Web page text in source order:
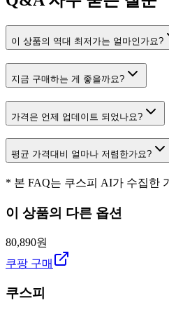
이 상품의 역대 최저가는 얼마인가요?
지금 구매하는 게 좋을까요?
가격은 언제 업데이트 되었나요?
평균 가격대비 얼마나 저렴한가요?
* 본 FAQ는 쿠스피 AI가 수집한
이 상품의 다른 옵션
80,890원
쿠팡 구매
쿠스피